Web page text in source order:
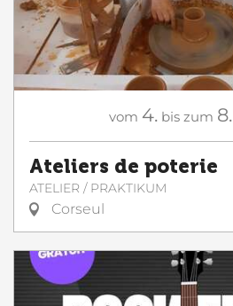
vom 4. bis zum 8.
Ateliers de poterie
ATELIER / PRAKTIKUM
Corseul